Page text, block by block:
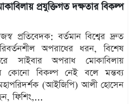
প্রযুক্তিগত দক্ষতার বিকল্প
প্রতিবেদক: বর্তমান বিশ্বের দ্রুত
অপরাধের ধরন, বিশেষ
সাইবার অপরাধ মোকাবিলায়
কোনো বিকল্প নেই বলে মন্তব্য
(আইজিপি) আলী হোসেন
ফিশিং,...